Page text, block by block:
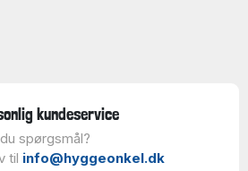
kundeservice
spørgsmål?
til info@hyggeonkel.dk